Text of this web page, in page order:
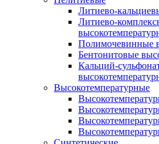
Литиево-
Литиево-
Полимочевинные
Бентонитовые
Кальций-
Высокотемпературные